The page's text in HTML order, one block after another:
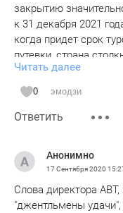
закрытию
к 31 декабря 2021
когда придет срок
путевки, страна
банкротством
В случае, описанном
мошенничество:
туроператору не
далеко не
декабря 2021 года.
Читать далее
0 эмодзи
Ответить
Анонимно
17 Сентября 2020
Слова директора
"джентльмены удачи",